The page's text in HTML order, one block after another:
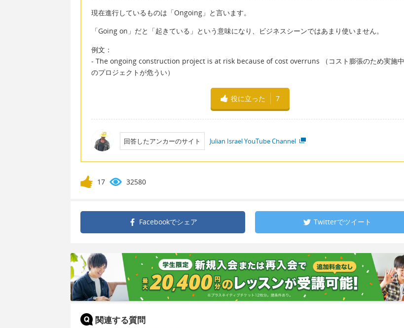
現在進行しているものは「Ongoing」と言います。
「Going on」だと「起きている」という意味になり、ビジネスシーンではあまり使いません。
例文：
- The ongoing construction project is at risk because of cost overruns （コスト膨張のため実施中
のプロジェクトが危うい）
役に立った 7
回答したアンカーのサイト Julian Israel YouTube Channel
17 32580
Facebookでシェア Twitterでツイート
関連する質問